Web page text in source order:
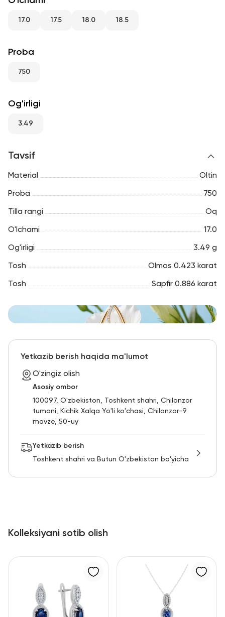
17.0 17.5 18.0 18.5
Proba
750
Og'irligi
3.49
Tavsif
Material Oltin
Proba 750
Tilla rangi Oq
O'lchami 17.0
Og'irligi 3.49 g
Tosh Olmos 0.423 karat
Tosh Sapfir 0.886 karat
Yetkazib berish haqida ma'lumot
O'zingiz olish
Asosiy ombor
100097, O'zbekiston, Toshkent shahri, Chilonzor
tumani, Kichik Xalqa Yo'li ko'chasi, Chilonzor-9
mavze, 50-uy
Yetkazib berish
Toshkent shahri va Butun O'zbekiston bo'yicha
Kolleksiyani sotib olish